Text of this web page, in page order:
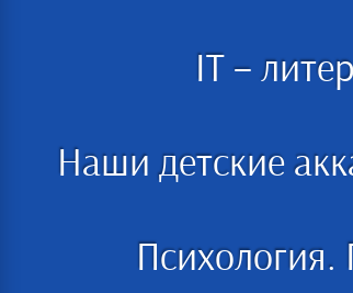
IT –
Наши детские
Психология.